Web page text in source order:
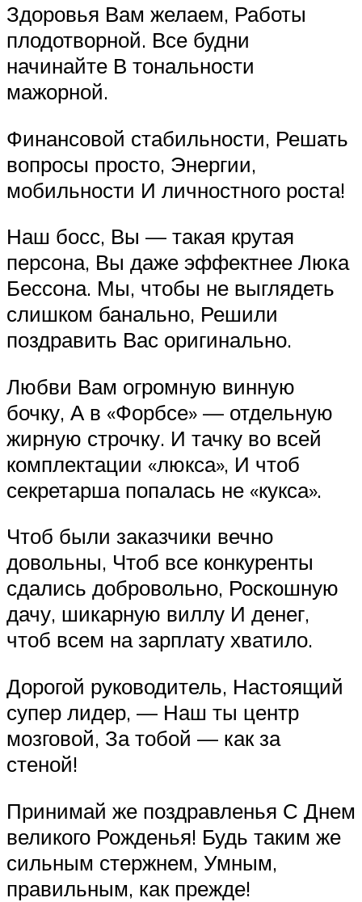
Здоровья Вам желаем, Работы
плодотворной. Все будни
начинайте В тональности
мажорной.
Финансовой стабильности, Решать
вопросы просто, Энергии,
мобильности И личностного роста!
Наш босс, Вы — такая крутая
персона, Вы даже эффектнее Люка
Бессона. Мы, чтобы не выглядеть
слишком банально, Решили
поздравить Вас оригинально.
Любви Вам огромную винную
бочку, А в «Форбсе» — отдельную
жирную строчку. И тачку во всей
комплектации «люкса», И чтоб
секретарша попалась не «кукса».
Чтоб были заказчики вечно
довольны, Чтоб все конкуренты
сдались добровольно, Роскошную
дачу, шикарную виллу И денег,
чтоб всем на зарплату хватило.
Дорогой руководитель, Настоящий
супер лидер, — Наш ты центр
мозговой, За тобой — как за
стеной!
Принимай же поздравленья С Днем
великого Рожденья! Будь таким же
сильным стержнем, Умным,
правильным, как прежде!